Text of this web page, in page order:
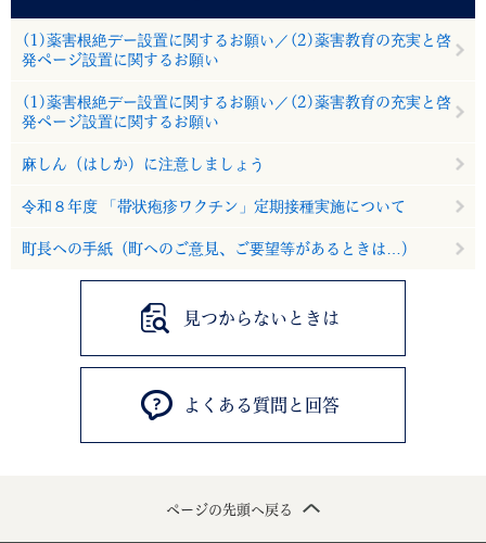
(1)薬害根絶デー設置に関するお願い／(2)薬害教育の充実と啓
発ページ設置に関するお願い
(1)薬害根絶デー設置に関するお願い／(2)薬害教育の充実と啓
発ページ設置に関するお願い
麻しん（はしか）に注意しましょう
令和８年度 「帯状疱疹ワクチン」定期接種実施について
町長への手紙（町へのご意見、ご要望等があるときは…）
見つからないときは
よくある質問と回答
ページの先頭へ戻る